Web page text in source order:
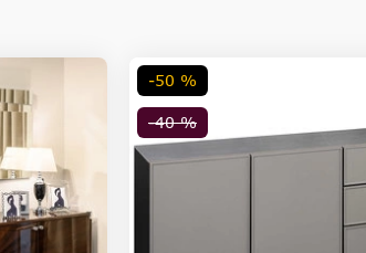
-40 %
-50 %